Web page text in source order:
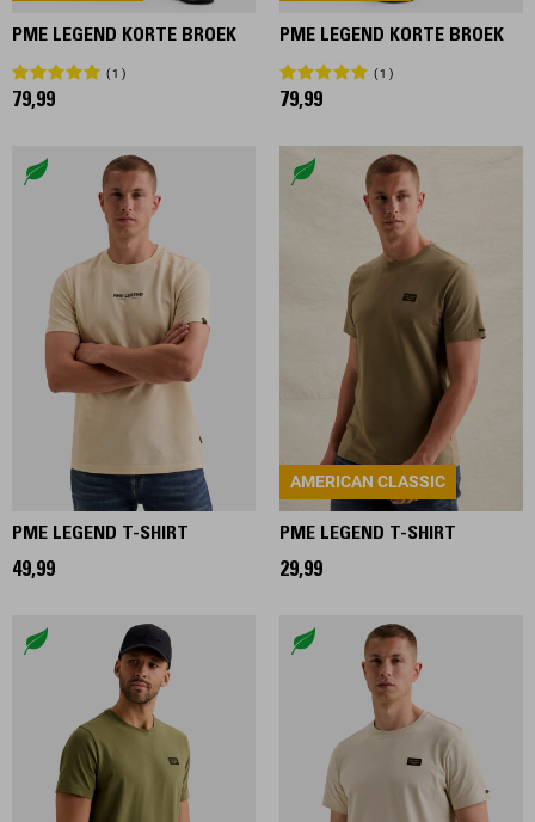
PME LEGEND KORTE BROEK
1
79,99
PME LEGEND KORTE BROEK
1
79,99
PME LEGEND T-SHIRT
49,99
AMERICAN CLASSIC
PME LEGEND T-SHIRT
29,99